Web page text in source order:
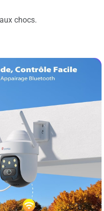
chocs.